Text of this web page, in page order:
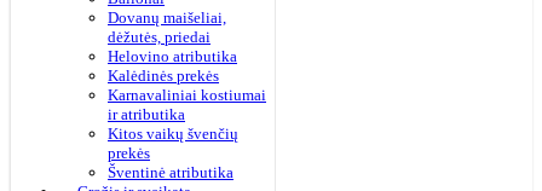
Dovanų maišeliai,
dėžutės, priedai
Helovino atributika
Kalėdinės prekės
Karnavaliniai kostiumai
ir atributika
Kitos vaikų švenčių
prekės
Šventinė atributika